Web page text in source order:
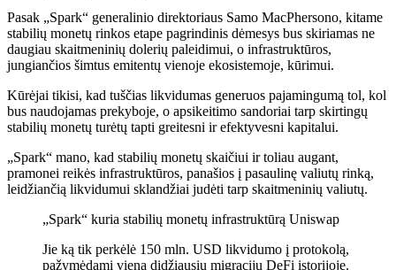
Pasak „Spark“ generalinio direktoriaus Samo MacPhersono, kitame
stabilių monetų rinkos etape pagrindinis dėmesys bus skiriamas ne
daugiau skaitmeninių dolerių paleidimui, o infrastruktūros,
jungiančios šimtus emitentų vienoje ekosistemoje, kūrimui.
Kūrėjai tikisi, kad tuščias likvidumas generuos pajamingumą tol, kol
bus naudojamas prekyboje, o apsikeitimo sandoriai tarp skirtingų
stabilių monetų turėtų tapti greitesni ir efektyvesni kapitalui.
„Spark“ mano, kad stabilių monetų skaičiui ir toliau augant,
pramonei reikės infrastruktūros, panašios į pasaulinę valiutų rinką,
leidžiančią likvidumui sklandžiai judėti tarp skaitmeninių valiutų.
„Spark“ kuria stabilių monetų infrastruktūrą Uniswap
Jie ką tik perkėlė 150 mln. USD likvidumo į protokolą,
pažymėdami vieną didžiausių migracijų DeFi istorijoje.